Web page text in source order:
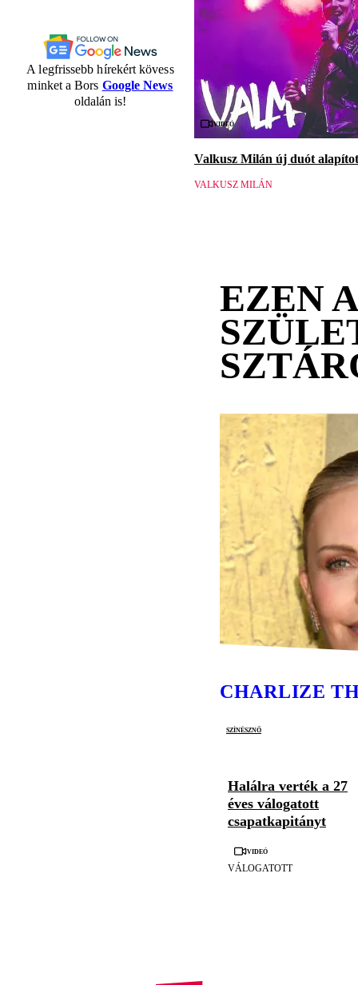
A legfrissebb hírekért kövess
minket a Bors Google News
oldalán is!
Videó
Valkusz Milán új duót
VALKUSZ MILÁN
EZEN
CHARLIZE
színésznő
Halálra verték a 27
éves válogatott
csapatkapitányt
Videó
VÁLOGATOTT